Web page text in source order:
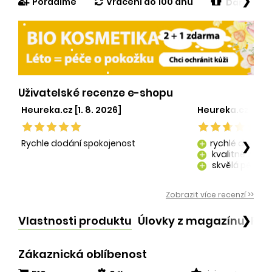
Dárek v
Uživatelské recenze e-shopu
Heureka.cz [1. 8. 2026]
Rychle dodání spokojenost
Heureka.cz [29.
add rychlé dodání
add kvalitně
add skvělá péče o
❯
Zobrazit více recenzí >>
Vlastnosti produktu Úlovky z magazínu❯
Zákaznická oblíbenost